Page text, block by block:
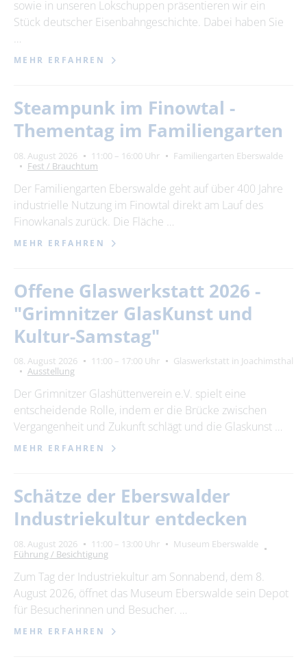
sowie in unseren Lokschuppen präsentieren wir ein
Stück deutscher Eisenbahngeschichte. Dabei haben Sie
…
MEHR ERFAHREN
Steampunk im Finowtal -
Thementag im Familiengarten
08. August 2026 11:00 – 16:00 Uhr
Familiengarten Eberswalde
Fest / Brauchtum
Der Familiengarten Eberswalde geht auf über 400 Jahre
industrielle Nutzung im Finowtal direkt am Lauf des
Finowkanals zurück. Die Fläche …
MEHR ERFAHREN
Offene Glaswerkstatt 2026 -
"Grimnitzer GlasKunst und
Kultur-Samstag"
08. August 2026 11:00 – 17:00 Uhr
Glaswerkstatt in Joachimsthal
Ausstellung
Der Grimnitzer Glashüttenverein e.V. spielt eine
entscheidende Rolle, indem er die Brücke zwischen
Vergangenheit und Zukunft schlägt und die Glaskunst …
MEHR ERFAHREN
Schätze der Eberswalder
Industriekultur entdecken
08. August 2026 11:00 – 13:00 Uhr
Museum Eberswalde
Führung / Besichtigung
Zum Tag der Industriekultur am Sonnabend, dem 8.
August 2026, öffnet das Museum Eberswalde sein Depot
für Besucherinnen und Besucher. …
MEHR ERFAHREN